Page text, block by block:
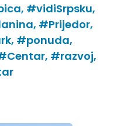
#vidiSrpsku,
#Prijedor,
#ponuda,
#razvoj,